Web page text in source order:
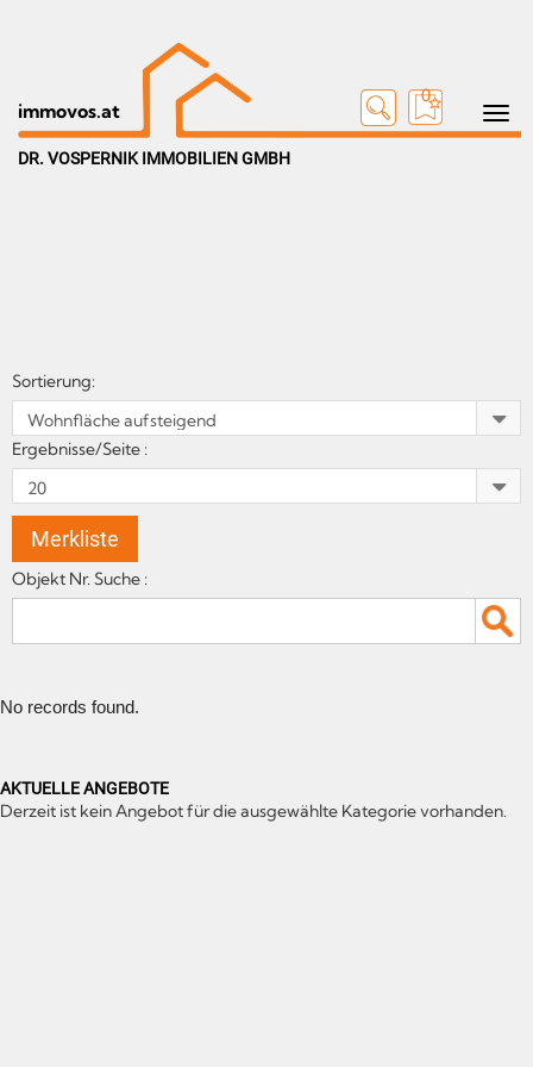
Toggle
immovos.at
0
DR. VOSPERNIK IMMOBILIEN GMBH
Sortierung:
Ergebnisse/Seite :
Merkliste
Objekt Nr. Suche :
No records found.
AKTUELLE ANGEBOTE
Derzeit ist kein Angebot für die ausgewählte Kategorie vorhanden.